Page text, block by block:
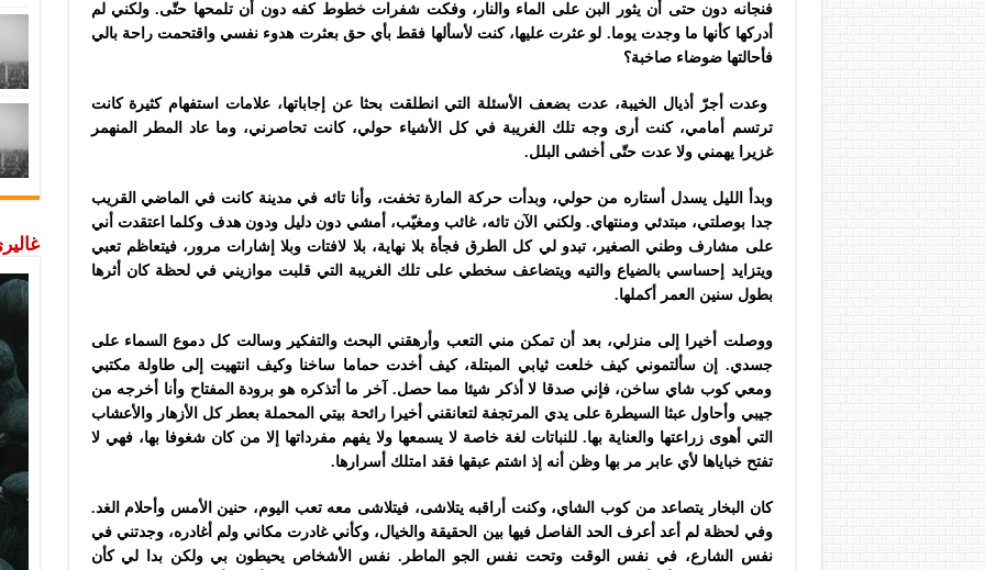
فنجانه دون حتى أن يثور البن على الماء والنار، وفكت شفرات خطوط كفه دون أن تلمحها حتّى. ولكني لم
أدركها كأنها ما وجدت يوما. لو عثرت عليها، كنت لأسألها فقط بأي حق بعثرت هدوء نفسي واقتحمت راحة بالي
فأحالتها ضوضاء صاخبة؟
وعدت أجرّ أذيال الخيبة، عدت بضعف الأسئلة التي انطلقت بحثا عن إجاباتها، علامات استفهام كثيرة كانت
ترتسم أمامي، كنت أرى وجه تلك الغريبة في كل الأشياء حولي، كانت تحاصرني، وما عاد المطر المنهمر
غزيرا يهمني ولا عدت حتّى أخشى البلل.
وبدأ الليل يسدل أستاره من حولي، وبدأت حركة المارة تخفت، وأنا تائه في مدينة كانت في الماضي القريب
جدا بوصلتي، مبتدئي ومنتهاي. ولكني الآن تائه، غائب ومغيّب، أمشي دون دليل ودون هدف وكلما اعتقدت أني
على مشارف وطني الصغير، تبدو لي كل الطرق فجأة بلا نهاية، بلا لافتات وبلا إشارات مرور، فيتعاظم تعبي
ويتزايد إحساسي بالضياع والتيه ويتضاعف سخطي على تلك الغريبة التي قلبت موازيني في لحظة كان أثرها
بطول سنين العمر أكملها.
ووصلت أخيرا إلى منزلي، بعد أن تمكن مني التعب وأرهقني البحث والتفكير وسالت كل دموع السماء على
جسدي. إن سألتموني كيف خلعت ثيابي المبتلة، كيف أخدت حماما ساخنا وكيف انتهيت إلى طاولة مكتبي
ومعي كوب شاي ساخن، فإني صدقا لا أذكر شيئا مما حصل. آخر ما أتذكره هو برودة المفتاح وأنا أخرجه من
جيبي وأحاول عبثا السيطرة على يدي المرتجفة لتعانقني أخيرا رائحة بيتي المحملة بعطر كل الأزهار والأعشاب
التي أهوى زراعتها والعناية بها. للنباتات لغة خاصة لا يسمعها ولا يفهم مفرداتها إلا من كان شغوفا بها، فهي لا
تفتح خباياها لأي عابر مر بها وظن أنه إذ اشتم عبقها فقد امتلك أسرارها.
كان البخار يتصاعد من كوب الشاي، وكنت أراقبه يتلاشى، فيتلاشى معه تعب اليوم، حنين الأمس وأحلام الغد.
وفي لحظة لم أعد أعرف الحد الفاصل فيها بين الحقيقة والخيال، وكأني غادرت مكاني ولم أغادره، وجدتني في
نفس الشارع، في نفس الوقت وتحت نفس الجو الماطر. نفس الأشخاص يحيطون بي ولكن بدا لي كأن